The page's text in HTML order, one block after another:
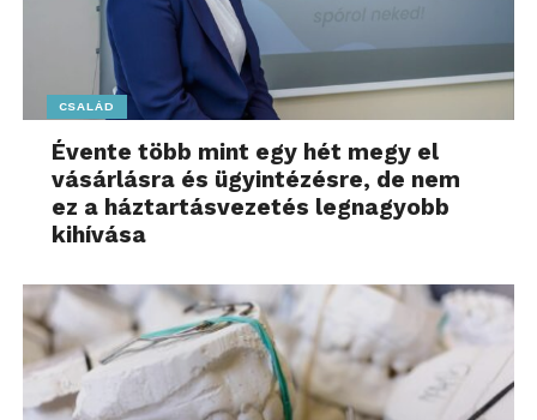
CSALÁD
Évente több mint egy hét megy el
vásárlásra és ügyintézésre, de nem
ez a háztartásvezetés legnagyobb
kihívása